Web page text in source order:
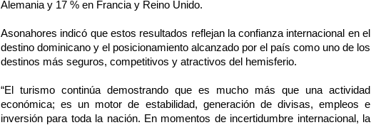
Alemania y 17 % en Francia y Reino Unido.
Asonahores indicó que estos resultados reflejan la confianza internacional en el
destino dominicano y el posicionamiento alcanzado por el país como uno de los
destinos más seguros, competitivos y atractivos del hemisferio.
“El turismo continúa demostrando que es mucho más que una actividad
económica; es un motor de estabilidad, generación de divisas, empleos e
inversión para toda la nación. En momentos de incertidumbre internacional, la